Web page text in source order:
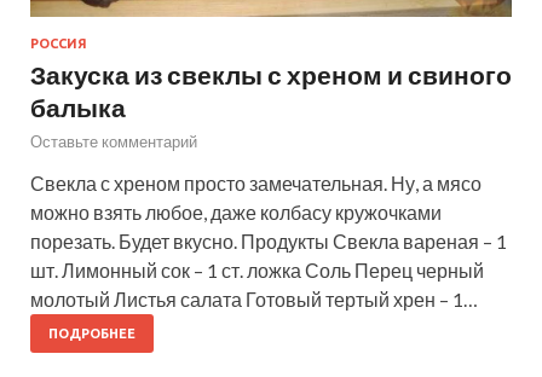
РОССИЯ
Закуска из свеклы с хреном и свиного
балыка
Оставьте комментарий
Свекла с хреном просто замечательная. Ну, а мясо
можно взять любое, даже колбасу кружочками
порезать. Будет вкусно. Продукты Свекла вареная – 1
шт. Лимонный сок – 1 ст. ложка Соль Перец черный
молотый Листья салата Готовый тертый хрен – 1…
ПОДРОБНЕЕ